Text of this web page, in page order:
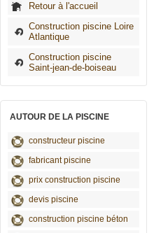
Retour à l'accueil
Construction piscine Loire
Atlantique
Construction piscine
Saint-jean-de-boiseau
AUTOUR DE LA PISCINE
constructeur piscine
fabricant piscine
prix construction piscine
devis piscine
construction piscine béton